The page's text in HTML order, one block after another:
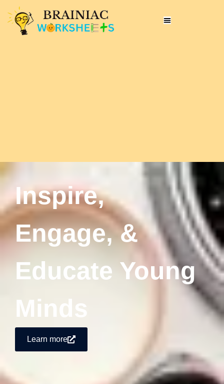
Inspire,
Engage, &
Educate Young
Minds
Learn more